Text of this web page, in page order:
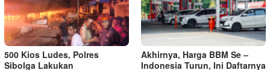
500 Kios Ludes, Polres
Sibolga Lakukan
Akhirnya, Harga BBM Se –
Indonesia Turun, Ini Daftarnya